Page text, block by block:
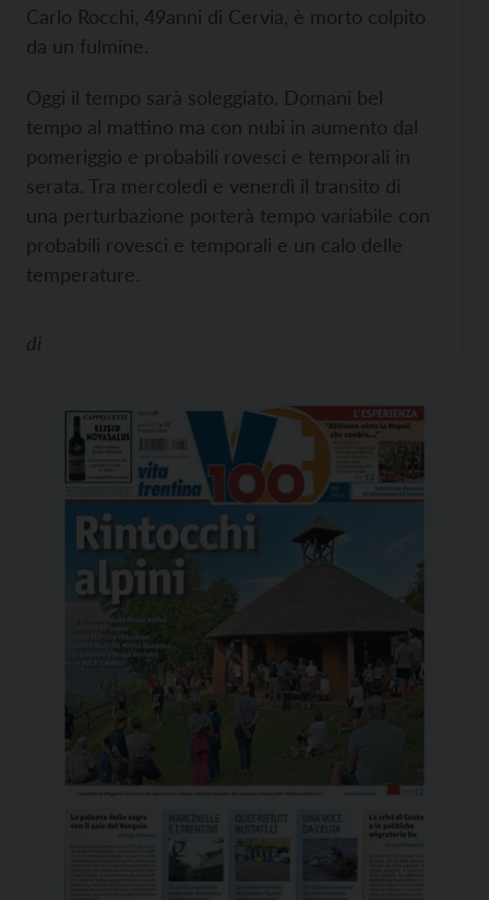
Carlo Rocchi, 49anni di Cervia, è morto colpito
da un fulmine.
Oggi il tempo sarà soleggiato. Domani bel
tempo al mattino ma con nubi in aumento dal
pomeriggio e probabili rovesci e temporali in
serata. Tra mercoledì e venerdì il transito di
una perturbazione porterà tempo variabile con
probabili rovesci e temporali e un calo delle
temperature.
di